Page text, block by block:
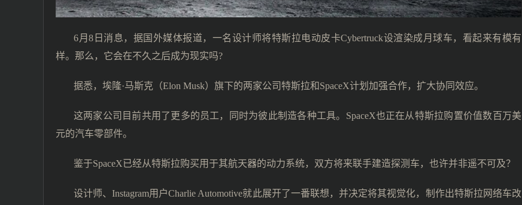
6月8日消息，据国外媒体报道，一名设计师将特斯拉电动皮卡Cybertruck设渲染成月球车，看起来有模有
样。那么，它会在不久之后成为现实吗?
据悉，埃隆·马斯克（Elon Musk）旗下的两家公司特斯拉和SpaceX计划加强合作，扩大协同效应。
这两家公司目前共用了更多的员工，同时为彼此制造各种工具。SpaceX也正在从特斯拉购置价值数百万美
元的汽车零部件。
鉴于SpaceX已经从特斯拉购买用于其航天器的动力系统，双方将来联手建造探测车，也许并非遥不可及？
设计师、Instagram用户Charlie Automotive就此展开了一番联想，并决定将其视觉化，制作出特斯拉网络车改